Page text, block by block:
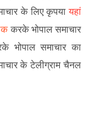
के लिए कृपयायहां
करके भोपाल समाचार
भोपाल समाचार का
के टेलीग्राम चैनल